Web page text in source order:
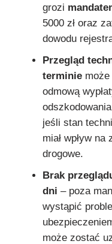
grozi
5000 zł oraz
dowodu
Przegląd
terminie
odmową
jeśli stan
miał wpływ na
drogowe.
Brak
dni – poza
wystąpić
może zostać